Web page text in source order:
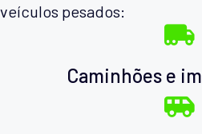
veículos pesados:
Caminhões e